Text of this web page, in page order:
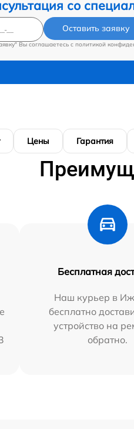
со
Оставить заявку
Вы соглашаетесь c политикой
Цены Гарантия
Бесплатная
Наш курьер в
бесплатно
устройство на
обратно.